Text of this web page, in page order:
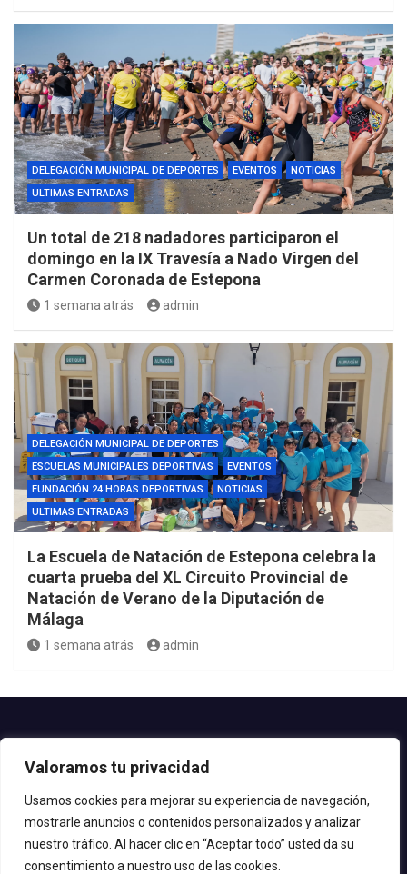
Valoramos tu privacidad
Usamos cookies para mejorar su experiencia de navegación,
mostrarle anuncios o contenidos personalizados y analizar
nuestro tráfico. Al hacer clic en “Aceptar todo” usted da su
consentimiento a nuestro uso de las cookies.
DELEGACIÓN MUNICIPAL DE DEPORTES EVENTOS
NOTICIAS
ULTIMAS ENTRADAS
Un total de 218 nadadores participaron el
domingo en la IX Travesía a Nado Virgen del
Carmen Coronada de Estepona
1 semana atrás admin
DELEGACIÓN MUNICIPAL DE DEPORTES
ESCUELAS MUNICIPALES DEPORTIVAS
EVENTOS
FUNDACIÓN 24 HORAS DEPORTIVAS
NOTICIAS
ULTIMAS ENTRADAS
La Escuela de Natación de Estepona celebra la
cuarta prueba del XL Circuito Provincial de
Natación de Verano de la Diputación de
Málaga
1 semana atrás admin
Teléfono: 952.80.24.44
© 2020 Delegación de Deportes